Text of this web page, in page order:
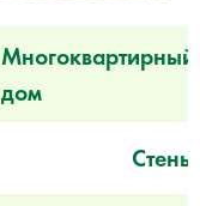
Многоквартирный
дом
Стены